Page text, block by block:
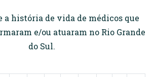
a história de vida de médicos que
e/ou atuaram no Rio Grande
do Sul.